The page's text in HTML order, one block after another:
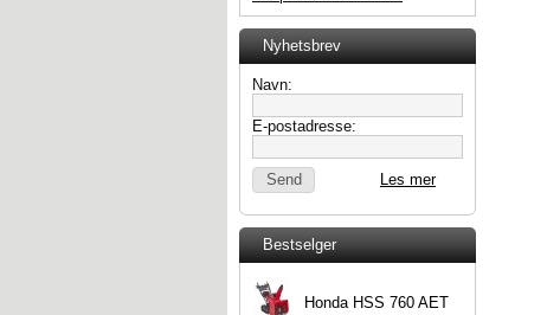
Nyhetsbrev
Navn:
E-postadresse:
Les mer
Bestselger
Honda HSS 760 AET